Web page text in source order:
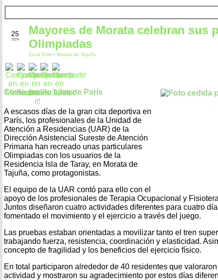
25
2024
Mayores de Morata celebran sus
Olimpiadas
Zona Este - Morata de Tajuña
Como previo a las de París
A escasos días de la gran cita deportiva en
París, los profesionales de la Unidad de
Atención a Residencias (UAR) de la
Dirección Asistencial Sureste de Atención
Primaria han recreado unas particulares
Olimpiadas con los usuarios de la
Residencia Isla de Taray, en Morata de
Tajuña, como protagonistas.
El equipo de la UAR contó para ello con el
apoyo de los profesionales de Terapia Ocupacional y
Juntos diseñaron cuatro actividades diferentes para cuatro
fomentado el movimiento y el ejercicio a través del juego.
Las pruebas estaban orientadas a movilizar tanto el tren
trabajando fuerza, resistencia, coordinación y elasticidad.
concepto de fragilidad y los beneficios del ejercicio físico.
En total participaron alrededor de 40 residentes que
actividad y mostraron su agradecimiento por estos días